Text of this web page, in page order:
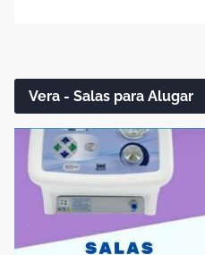
Vera - Salas para Alugar